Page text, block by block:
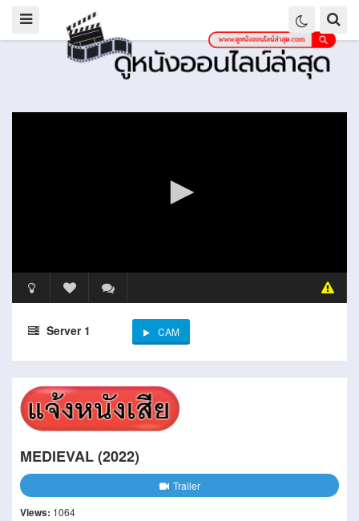
Server 1 CAM
MEDIEVAL (2022)
Trailer
Views: 1064